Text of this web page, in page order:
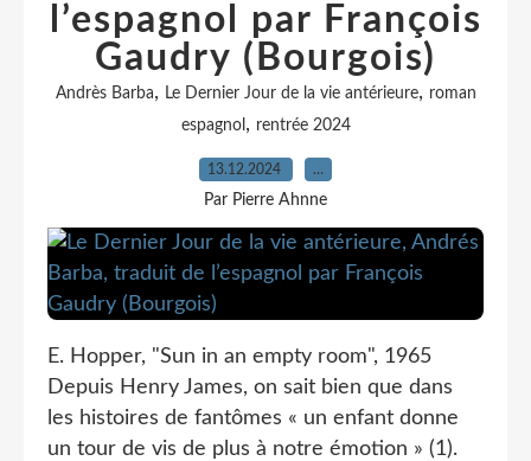
l’espagnol par François
Gaudry (Bourgois)
Andrès Barba, Le Dernier Jour de la vie antérieure, roman
espagnol, rentrée 2024
13.12.2024 …
Par Pierre Ahnne
E. Hopper, "Sun in an empty room", 1965
Depuis Henry James, on sait bien que dans
les histoires de fantômes « un enfant donne
un tour de vis de plus à notre émotion » (1).